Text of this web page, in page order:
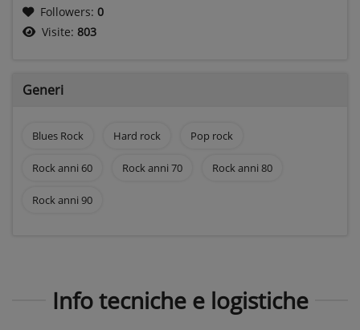
Followers: 0
Visite: 803
Generi
Blues Rock Hard rock Pop rock
Rock anni 60 Rock anni 70 Rock anni 80
Rock anni 90
Info tecniche e logistiche